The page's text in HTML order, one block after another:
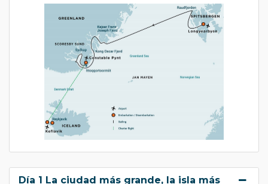
Día 1 La ciudad más grande, la isla más